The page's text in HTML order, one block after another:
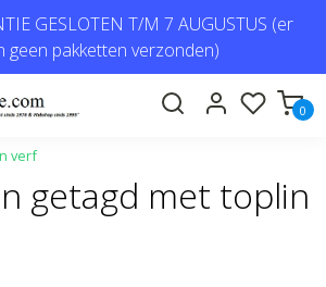
GESLOTEN T/M 7 AUGUSTUS (er
geen pakketten verzonden)
0
verf
getagd met toplin